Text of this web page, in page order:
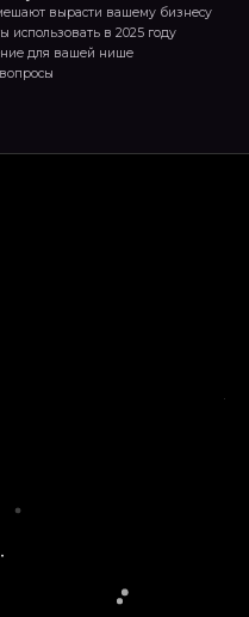
вырасти вашему бизнесу
использовать в 2025 году
для вашей нише